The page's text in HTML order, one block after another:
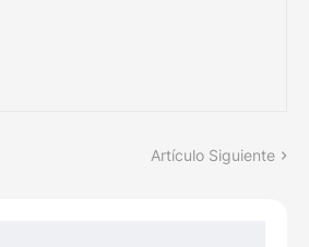
Artículo Siguiente